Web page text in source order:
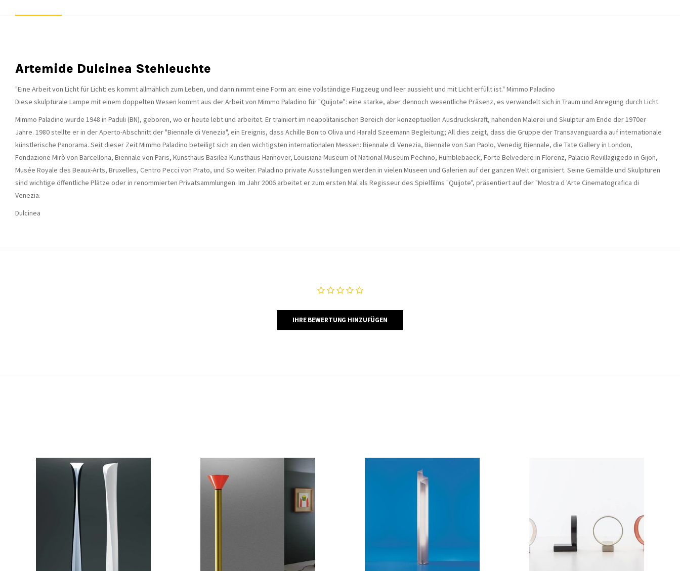
Artemide Dulcinea Stehleuchte
"Eine Arbeit von Licht für Licht: es kommt allmählich zum Leben, und dann nimmt eine Form an: eine vollständige Flugzeug und leer aussieht und mit Licht erfüllt ist." Mimmo Paladino
Diese skulpturale Lampe mit einem doppelten Wesen kommt aus der Arbeit von Mimmo Paladino für "Quijote": eine starke, aber dennoch wesentliche Präsenz, es verwandelt sich in Traum und Anregung durch Licht.
Mimmo Paladino wurde 1948 in Paduli (BN), geboren, wo er heute lebt und arbeitet. Er trainiert im neapolitanischen Bereich der konzeptuellen Ausdruckskraft, nahenden Malerei und Skulptur am Ende der 1970er
Jahre. 1980 stellte er in der Aperto-Abschnitt der "Biennale di Venezia", ein Ereignis, dass Achille Bonito Oliva und Harald Szeemann Begleitung; All dies zeigt, dass die Gruppe der Transavanguardia auf internationale
künstlerische Panorama. Seit dieser Zeit Mimmo Paladino beteiligt sich an den wichtigsten internationalen Messen: Biennale di Venezia, Biennale von San Paolo, Venedig Biennale, die Tate Gallery in London,
Fondazione Mirò von Barcellona, Biennale von Paris, Kunsthaus Basilea Kunsthaus Hannover, Louisiana Museum of National Museum Pechino, Humblebaeck, Forte Belvedere in Florenz, Palacio Revillagigedo in Gijon,
Musée Royale des Beaux-Arts, Bruxelles, Centro Pecci von Prato, und So weiter. Paladino private Ausstellungen werden in vielen Museen und Galerien auf der ganzen Welt organisiert. Seine Gemälde und Skulpturen
sind wichtige öffentliche Plätze oder in renommierten Privatsammlungen. Im Jahr 2006 arbeitet er zum ersten Mal als Regisseur des Spielfilms "Quijote", präsentiert auf der "Mostra d 'Arte Cinematografica di
Venezia.
Dulcinea
IHRE BEWERTUNG HINZUFÜGEN